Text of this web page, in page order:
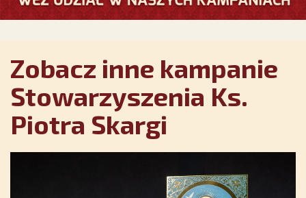
Zobacz inne kampanie
Stowarzyszenia Ks.
Piotra Skargi